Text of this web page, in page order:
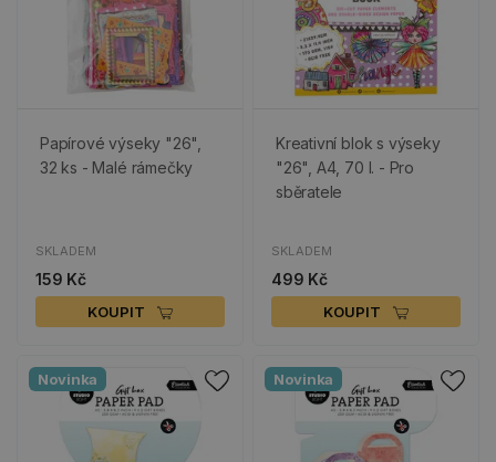
Papírové výseky "26",
32 ks - Malé rámečky
SKLADEM
159 Kč
KOUPIT
Kreativní blok s výseky
"26", A4, 70 l. - Pro
sběratele
SKLADEM
499 Kč
KOUPIT
Novinka Novinka